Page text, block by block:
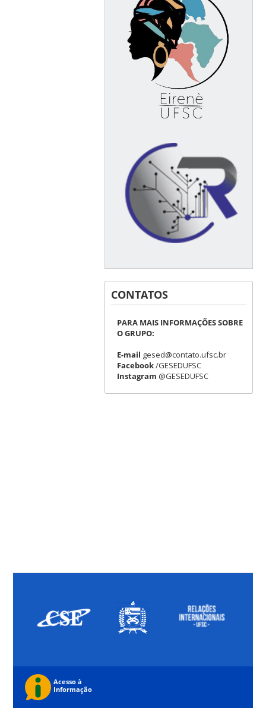
CONTATOS
PARA MAIS INFORMAÇÕES SOBRE
O GRUPO:
E-mail gesed@contato.ufsc.br
Facebook/GESEDUFSC
Instagram @GESEDUFSC